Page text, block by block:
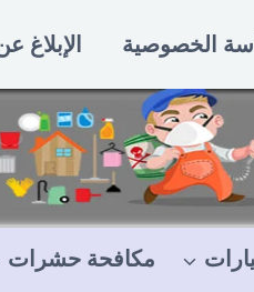
الخصوصية الإبلاغ
مكافحة حشرات